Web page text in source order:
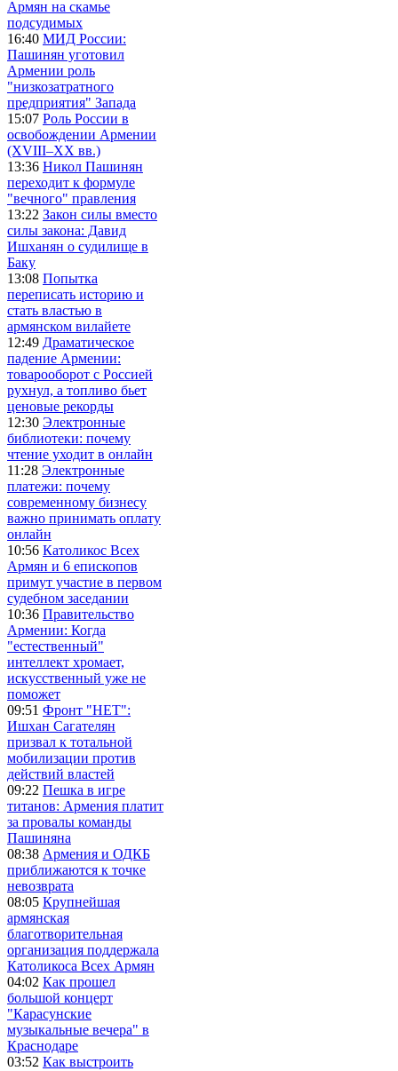
Армян на скамье
подсудимых
16:40 МИД России:
Пашинян уготовил
Армении роль
"низкозатратного
предприятия" Запада
15:07 Роль России в
освобождении Армении
(XVIII–XX вв.)
13:36 Никол Пашинян
переходит к формуле
"вечного" правления
13:22 Закон силы вместо
силы закона: Давид
Ишханян о судилище в
Баку
13:08 Попытка
переписать историю и
стать властью в
армянском вилайете
12:49 Драматическое
падение Армении:
товарооборот с Россией
рухнул, а топливо бьет
ценовые рекорды
12:30 Электронные
библиотеки: почему
чтение уходит в онлайн
11:28 Электронные
платежи: почему
современному бизнесу
важно принимать оплату
онлайн
10:56 Католикос Всех
Армян и 6 епископов
примут участие в первом
судебном заседании
10:36 Правительство
Армении: Когда
"естественный"
интеллект хромает,
искусственный уже не
поможет
09:51 Фронт "НЕТ":
Ишхан Сагателян
призвал к тотальной
мобилизации против
действий властей
09:22 Пешка в игре
титанов: Армения платит
за провалы команды
Пашиняна
08:38 Армения и ОДКБ
приближаются к точке
невозврата
08:05 Крупнейшая
армянская
благотворительная
организация поддержала
Католикоса Всех Армян
04:02 Как прошел
большой концерт
"Карасунские
музыкальные вечера" в
Краснодаре
03:52 Как выстроить